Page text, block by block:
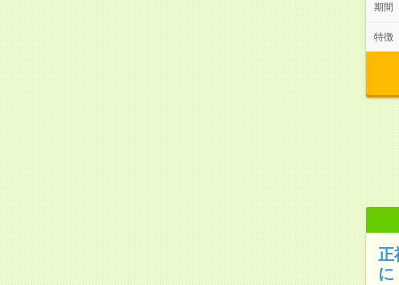
期間
特徴
正
に